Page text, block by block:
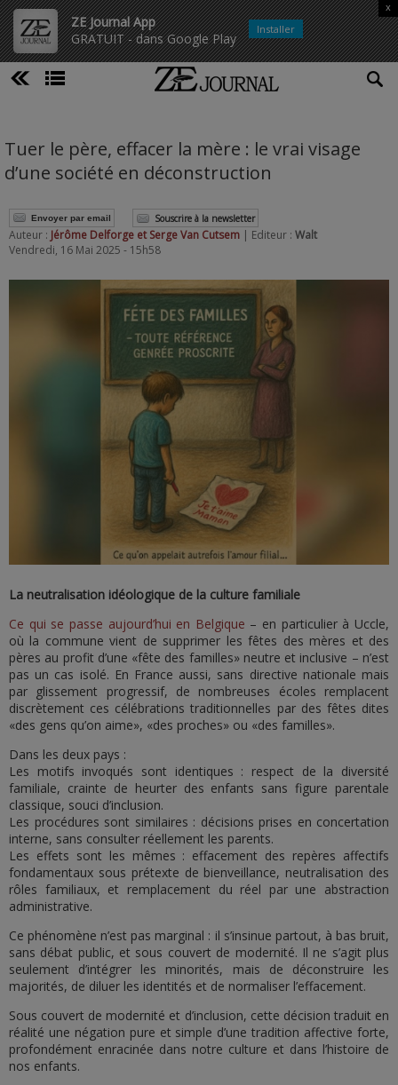
ZE Journal App
GRATUIT - dans Google Play
x
Installer
Tuer le père, effacer la mère : le vrai visage
d’une société en déconstruction
Envoyer par email Souscrire à la newsletter
Auteur : Jérôme Delforge et Serge Van Cutsem | Editeur : Walt
Vendredi, 16 Mai 2025 - 15h58
La neutralisation idéologique de la culture familiale
Ce qui se passe aujourd’hui en Belgique – en particulier à Uccle,
où la commune vient de supprimer les fêtes des mères et des
pères au profit d’une «fête des familles» neutre et inclusive – n’est
pas un cas isolé. En France aussi, sans directive nationale mais
par glissement progressif, de nombreuses écoles remplacent
discrètement ces célébrations traditionnelles par des fêtes dites
«des gens qu’on aime», «des proches» ou «des familles».
Dans les deux pays :
Les motifs invoqués sont identiques : respect de la diversité
familiale, crainte de heurter des enfants sans figure parentale
classique, souci d’inclusion.
Les procédures sont similaires : décisions prises en concertation
interne, sans consulter réellement les parents.
Les effets sont les mêmes : effacement des repères affectifs
fondamentaux sous prétexte de bienveillance, neutralisation des
rôles familiaux, et remplacement du réel par une abstraction
administrative.
Ce phénomène n’est pas marginal : il s’insinue partout, à bas bruit,
sans débat public, et sous couvert de modernité. Il ne s’agit plus
seulement d’intégrer les minorités, mais de déconstruire les
majorités, de diluer les identités et de normaliser l’effacement.
Sous couvert de modernité et d’inclusion, cette décision traduit en
réalité une négation pure et simple d’une tradition affective forte,
profondément enracinée dans notre culture et dans l’histoire de
nos enfants.